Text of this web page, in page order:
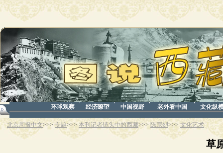
文化纵
老外看中国
中国视野
经济瞭望
环球观察
北京周报中文>>> 专题>>>本刊记者镜头中的西藏>>> 陈宗烈>>> 文化艺术
草